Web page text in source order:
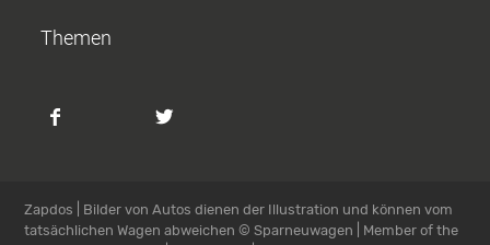
Themen
Zapdos | Bilder von Autos dienen der Illustration und können vom
tatsächlichen Wagen abweichen© Sparneuwagen | Member of the